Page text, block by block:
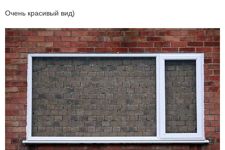
Очень красивый вид)